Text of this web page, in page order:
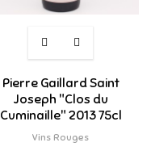
Pierre Gaillard Saint
Joseph "Clos du
Cuminaille" 2013 75cl
Vins Rouges